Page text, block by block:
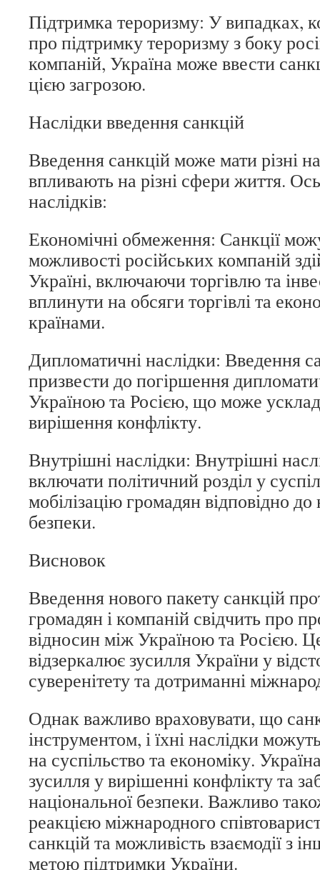
Підтримка тероризму: У випадках,
про підтримку тероризму з боку
компаній, Україна може ввести
цією загрозою.
Наслідки введення санкцій
Введення санкцій може мати різні
впливають на різні сфери життя.
наслідків:
Економічні обмеження: Санкції
можливості російських компаній
Україні, включаючи торгівлю та
вплинути на обсяги торгівлі та
країнами.
Дипломатичні наслідки: Введення
призвести до погіршення
Україною та Росією, що може
вирішення конфлікту.
Внутрішні наслідки: Внутрішні
включати політичний розділ у
мобілізацію громадян відповідно до
безпеки.
Висновок
Введення нового пакету санкцій
громадян і компаній свідчить про
відносин між Україною та Росією.
відзеркалює зусилля України у
суверенітету та дотриманні
Однак важливо враховувати, що
інструментом, і їхні наслідки
на суспільство та економіку.
зусилля у вирішенні конфлікту та
національної безпеки. Важливо
реакцією міжнародного
санкцій та можливість взаємодії з
метою підтримки України.